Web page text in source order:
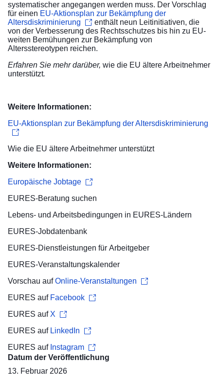
systematischer angegangen werden muss. Der Vorschlag
für einen EU-Aktionsplan zur Bekämpfung der
Altersdiskriminierung
enthält neun Leitinitiativen, die
von der Verbesserung des Rechtsschutzes bis hin zu EU-
weiten Bemühungen zur Bekämpfung von
Altersstereotypen reichen.
Erfahren Sie mehr darüber, wie die EU ältere Arbeitnehmer
unterstützt.
Weitere Informationen:
EU-Aktionsplan zur Bekämpfung der Altersdiskriminierung
Wie die EU ältere Arbeitnehmer unterstützt
Weitere Informationen:
Europäische Jobtage
EURES-Beratung suchen
Lebens- und Arbeitsbedingungen in EURES-Ländern
EURES-Jobdatenbank
EURES-Dienstleistungen für Arbeitgeber
EURES-Veranstaltungskalender
Vorschau aufOnline-Veranstaltungen
EURES auf Facebook
EURES auf X
EURES auf LinkedIn
EURES auf Instagram
Datum der Veröffentlichung
13. Februar 2026